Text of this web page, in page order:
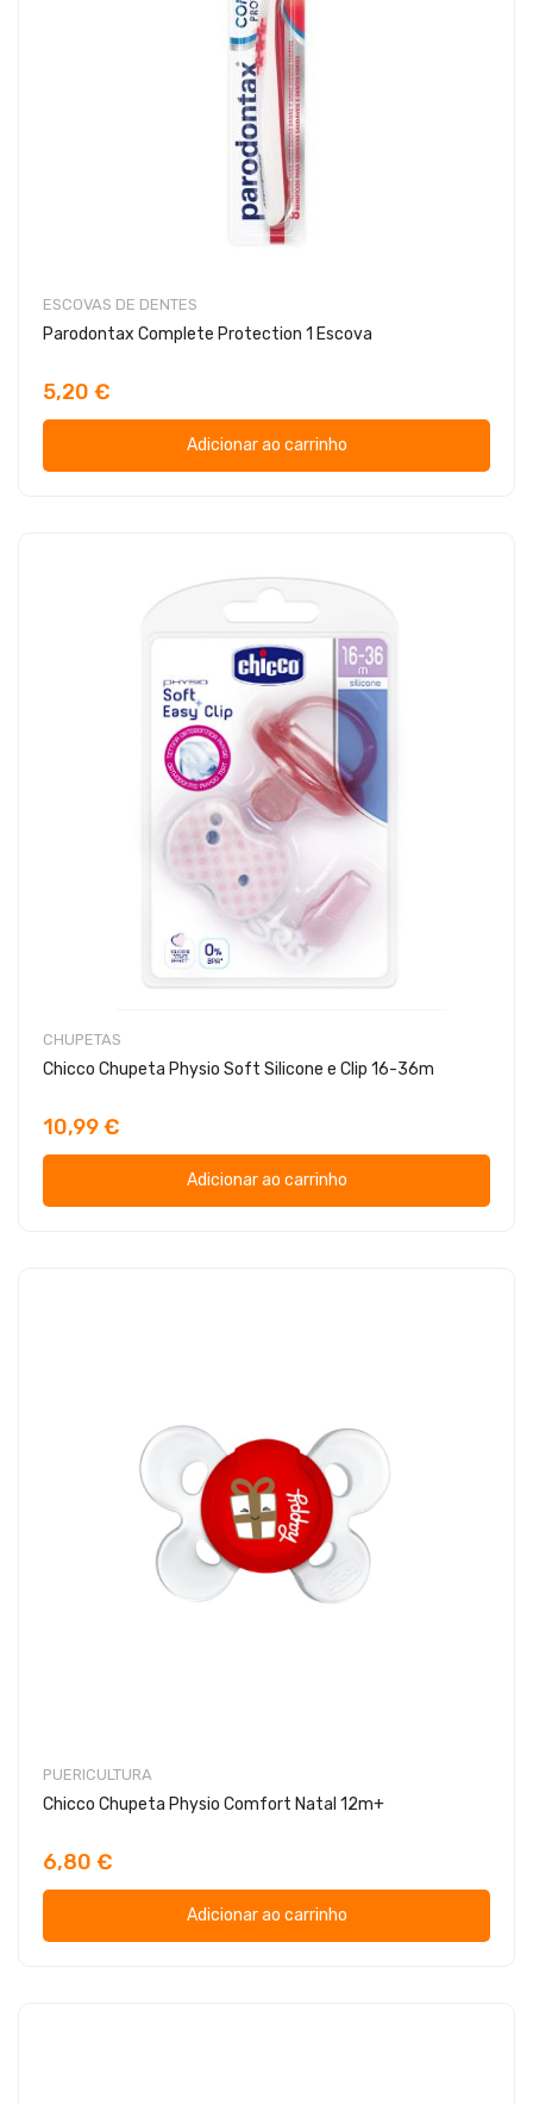
ESCOVAS DE DENTES
Parodontax Complete Protection 1 Escova
5,20 €
Adicionar ao carrinho
CHUPETAS
Chicco Chupeta Physio Soft Silicone e Clip 16-36m
10,99 €
Adicionar ao carrinho
PUERICULTURA
Chicco Chupeta Physio Comfort Natal 12m+
6,80 €
Adicionar ao carrinho